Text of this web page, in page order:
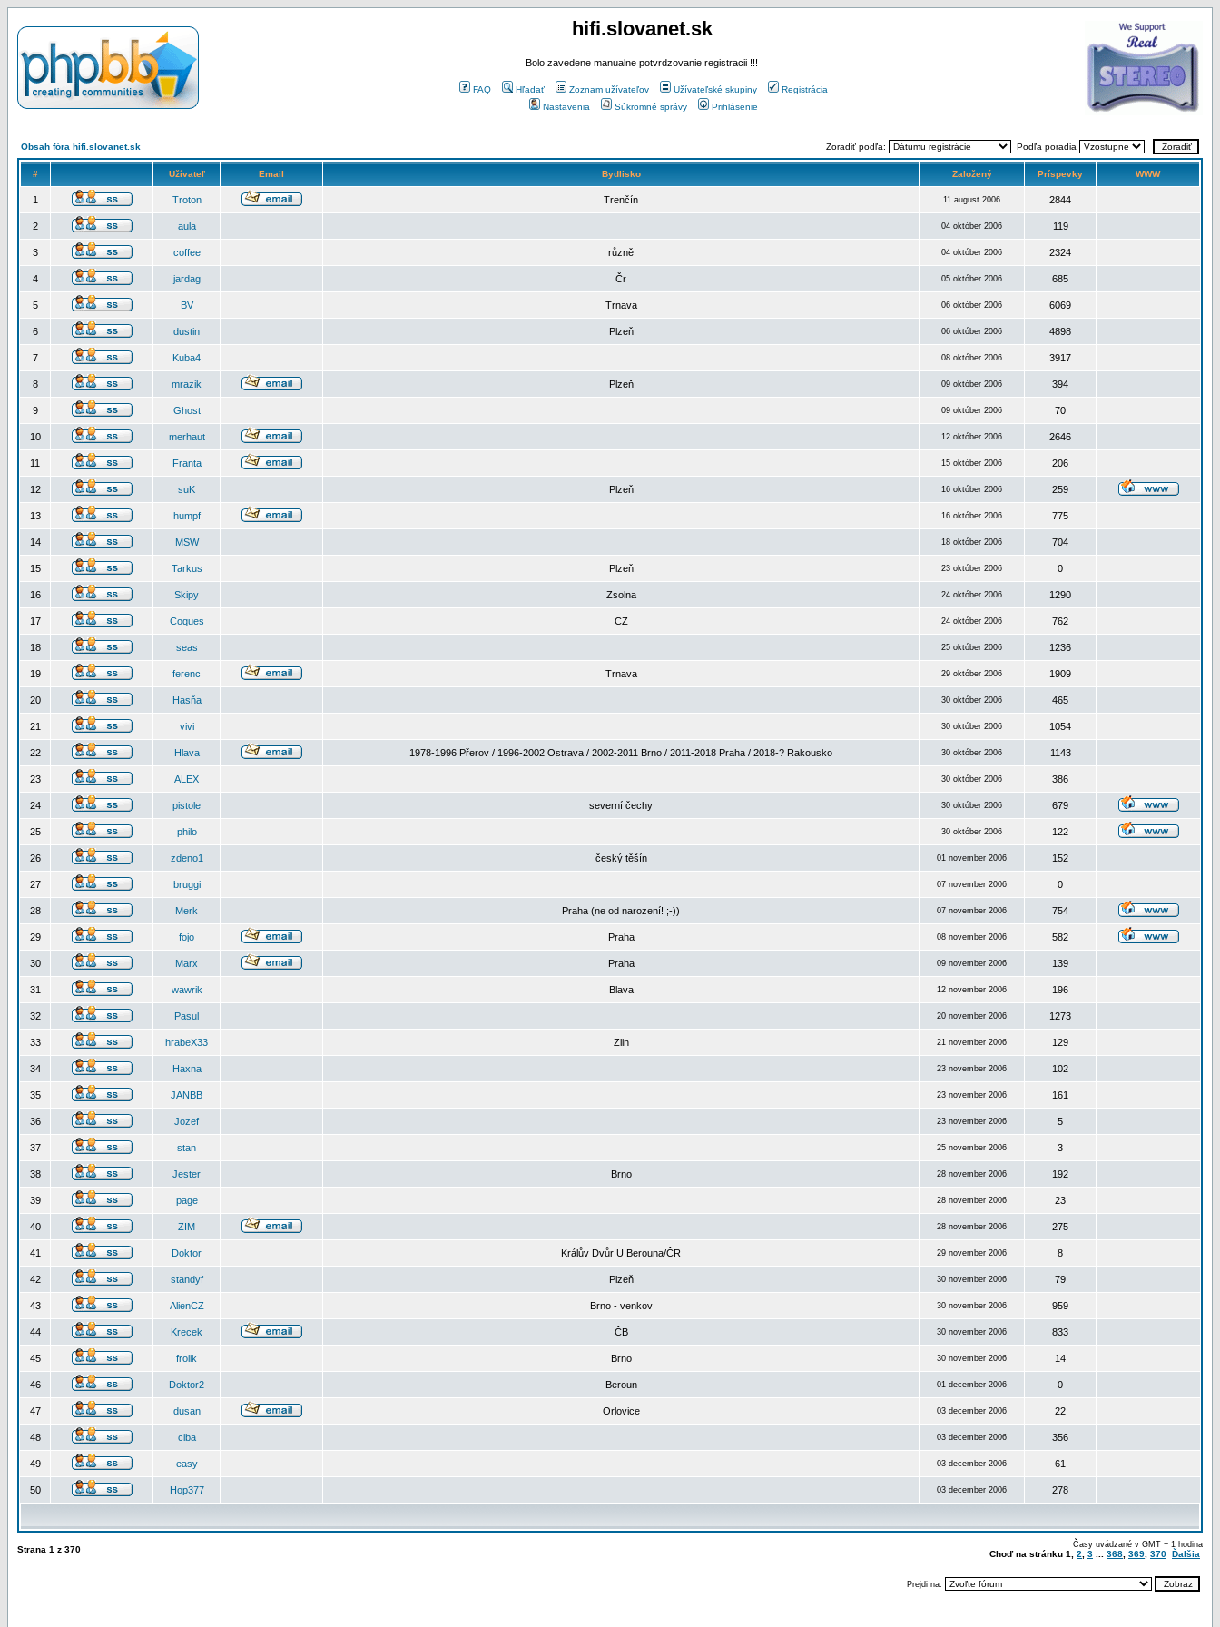
hifi.slovanet.sk
Bolo zavedene manualne potvrdzovanie registracii !!!
FAQ Hľadať Zoznam užívateľov Užívateľské skupiny
Registrácia
Nastavenia
Súkromné správy Prihlásenie
Obsah fóra hifi.slovanet.sk Zoradiť podľa: Podľa poradia
# Užívateľ Email Bydlisko Založený Príspevky WWW
1 Troton Trenčín 11 august 2006 2844
2 aula 04 október 2006 119
3 coffee různě 04 október 2006 2324
4 jardag Čr 05 október 2006 685
5 BV Trnava 06 október 2006 6069
6 dustin Plzeň 06 október 2006 4898
7 Kuba4 08 október 2006 3917
8 mrazik Plzeň 09 október 2006 394
9 Ghost 09 október 2006 70
10 merhaut 12 október 2006 2646
11 Franta 15 október 2006 206
12 suK Plzeň 16 október 2006 259
13 humpf 16 október 2006 775
14 MSW 18 október 2006 704
15 Tarkus Plzeň 23 október 2006 0
16 Skipy Zsolna 24 október 2006 1290
17 Coques CZ 24 október 2006 762
18 seas 25 október 2006 1236
19 ferenc Trnava 29 október 2006 1909
20 Hasňa 30 október 2006 465
21 vivi 30 október 2006 1054
22 Hlava 1978-1996 Přerov / 1996-2002 Ostrava / 2002-2011 Brno / 2011-2018 Praha / 2018-? Rakousko 30 október 2006 1143
23 ALEX 30 október 2006 386
24 pistole severní čechy 30 október 2006 679
25 philo 30 október 2006 122
26 zdeno1 český těšín 01 november 2006 152
27 bruggi 07 november 2006 0
28 Merk Praha (ne od narození! ;-)) 07 november 2006 754
29 fojo Praha 08 november 2006 582
30 Marx Praha 09 november 2006 139
31 wawrik Blava 12 november 2006 196
32 Pasul 20 november 2006 1273
33 hrabeX33 Zlin 21 november 2006 129
34 Haxna 23 november 2006 102
35 JANBB 23 november 2006 161
36 Jozef 23 november 2006 5
37 stan 25 november 2006 3
38 Jester Brno 28 november 2006 192
39 page 28 november 2006 23
40 ZIM 28 november 2006 275
41 Doktor Králův Dvůr U Berouna/ČR 29 november 2006 8
42 standyf Plzeň 30 november 2006 79
43 AlienCZ Brno - venkov 30 november 2006 959
44 Krecek ČB 30 november 2006 833
45 frolik Brno 30 november 2006 14
46 Doktor2 Beroun 01 december 2006 0
47 dusan Orlovice 03 december 2006 22
48 ciba 03 december 2006 356
49 easy 03 december 2006 61
50 Hop377 03 december 2006 278
Strana 1 z 370 Časy uvádzané v GMT + 1 hodina
Choď na stránku 1 2 3 368 369 370 Ďalšia
Prejdi na: